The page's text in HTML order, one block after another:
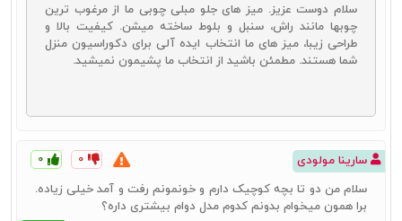
سلام دوست عزیز. میز های جلو مبلی چوبی ما از مرغوب ترین
چوبها مانند راش، سنبل و بلوط ساخته میشن. کیفیت بالا و
طراحی زیبا، میز های ما انتخاب ایده آلی برای دکوراسیون منزل
شما هستند. مطمئن باشید از انتخاب ما پشیمون نمیشید.
سارینا مولودی ۰ ۰
سلام من دو تا بچه کوچیک دارم و خونمونم رفت و آمد خیلی زیاده.
برا همون میخوام بدونم کدوم مدل دوام بیشتری داره؟